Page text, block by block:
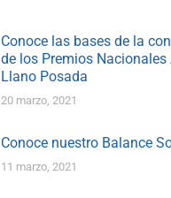
Conoce las bases de la
de los Premios Nacionales
Llano Posada
20 marzo, 2021
Conoce nuestro Balance
11 marzo, 2021